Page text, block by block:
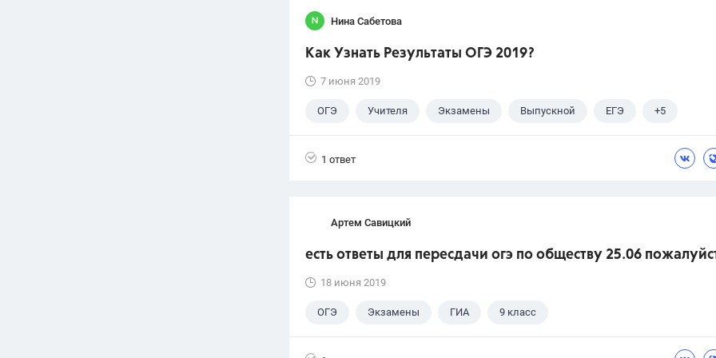
Нина Сабетова
Как Узнать Результаты ОГЭ 2019?
7 июня 2019
ОГЭ Учителя Экзамены Выпускной ЕГЭ +5
1 ответ
Артем Савицкий
есть ответы для пересдачи огэ по обществу 25.06
18 июня 2019
ОГЭ Экзамены ГИА 9 класс